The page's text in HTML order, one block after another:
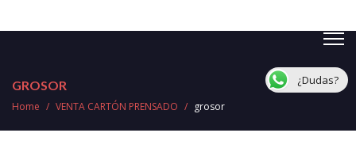
GROSOR
Home / VENTA CARTÓN PRENSADO / grosor
¿Dudas?